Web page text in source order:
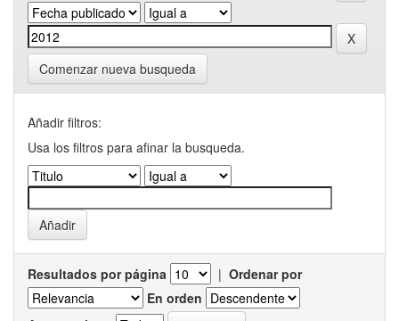
Comenzar nueva busqueda
Añadir filtros:
Usa los filtros para afinar la busqueda.
Resultados por página | Ordenar por
En orden